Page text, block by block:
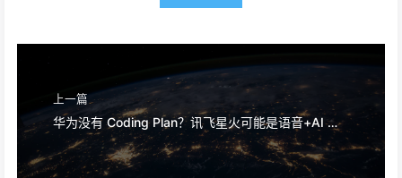
上一篇
华为没有 Coding Plan？讯飞星火可能是语音+AI 的最强选择